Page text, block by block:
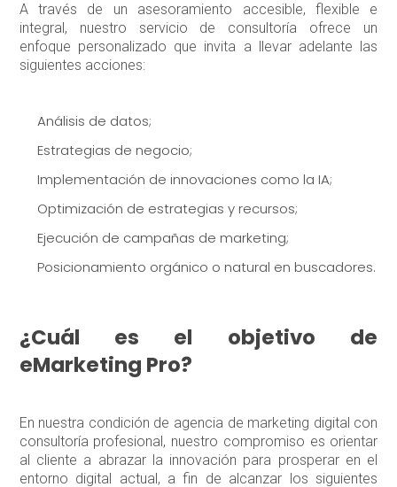
A través de un asesoramiento accesible, flexible e
integral, nuestro servicio de consultoría ofrece un
enfoque personalizado que invita a llevar adelante las
siguientes acciones:
Análisis de datos;
Estrategias de negocio;
Implementación de innovaciones como la IA;
Optimización de estrategias y recursos;
Ejecución de campañas de marketing;
Posicionamiento orgánico o natural en buscadores.
¿Cuál es el objetivo de
eMarketing Pro?
En nuestra condición de agencia de marketing digital con
consultoría profesional, nuestro compromiso es orientar
al cliente a abrazar la innovación para prosperar en el
entorno digital actual, a fin de alcanzar los siguientes